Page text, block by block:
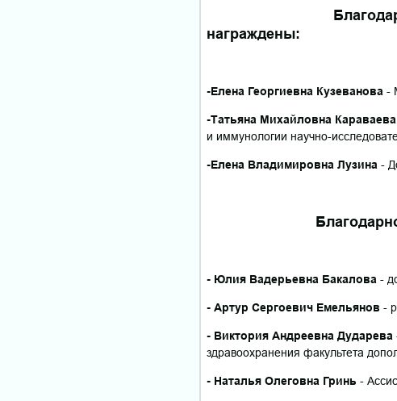
награждены:
-Елена Георгиевна Кузеванова -
-Татьяна Михайловна
и иммунологии научно-
-Елена Владимировна Лузина -
- Юлия Вадерьевна Бакалова -
- Артур Сергоевич Емельянов -
- Виктория Андреевна Дударева
здравоохранения факультета
- Наталья Олеговна Гринь -